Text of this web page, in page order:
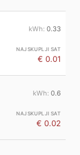
0.33
€ 0.01
0.6
€ 0.02